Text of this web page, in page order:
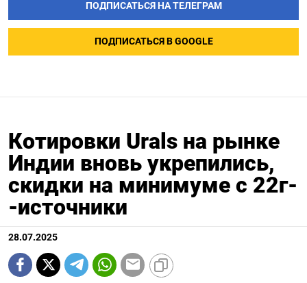
ПОДПИСАТЬСЯ НА ТЕЛЕГРАМ
ПОДПИСАТЬСЯ В GOOGLE
Котировки Urals на рынке
Индии вновь укрепились,
скидки на минимуме с 22г-
-источники
28.07.2025